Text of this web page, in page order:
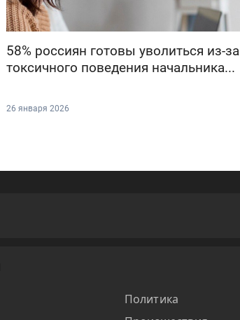
58% россиян готовы уволиться из-за
токсичного поведения начальника...
26 января 2026
Политика